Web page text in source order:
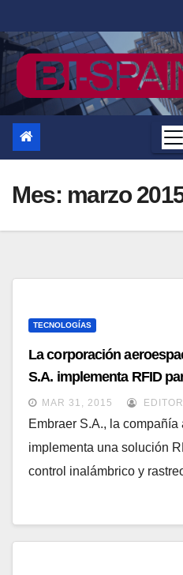
al
contenido
Mes: marzo
TECNOLOGÍAS
La corporación
S.A. implementa RFID
herramientas
MAR 31, 2015
Embraer S.A., la
implementa una solución
control inalámbrico y